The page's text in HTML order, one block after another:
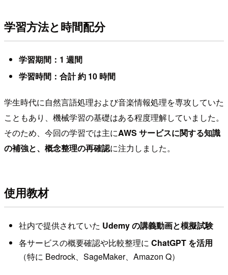
学習方法と時間配分
学習期間：1 週間
学習時間：合計 約 10 時間
学生時代に自然言語処理および音楽情報処理を専攻していた
こともあり、機械学習の基礎はある程度理解していました。
そのため、今回の学習では主にAWS サービスに関する知識
の補強と、概念整理の再確認に注力しました。
使用教材
社内で提供されていた Udemy の講義動画と模擬試験
各サービスの概要確認や比較整理に ChatGPT を活用
（特に Bedrock、SageMaker、Amazon Q）